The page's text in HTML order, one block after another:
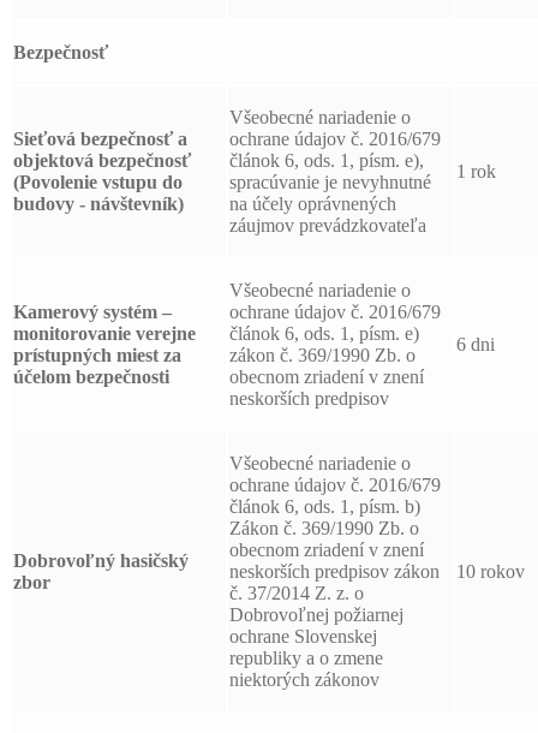
Bezpečnosť
Sieťová bezpečnosť a
objektová bezpečnosť
(Povolenie vstupu do
budovy - návštevník)
Všeobecné nariadenie o
ochrane údajov č. 2016/679
článok 6, ods. 1, písm. e),
spracúvanie je nevyhnutné
na účely oprávnených
záujmov prevádzkovateľa
1 rok
Kamerový systém –
monitorovanie verejne
prístupných miest za
účelom bezpečnosti
Všeobecné nariadenie o
ochrane údajov č. 2016/679
článok 6, ods. 1, písm. e)
zákon č. 369/1990 Zb. o
obecnom zriadení v znení
neskorších predpisov
6 dni
Dobrovoľný hasičský
zbor
Všeobecné nariadenie o
ochrane údajov č. 2016/679
článok 6, ods. 1, písm. b)
Zákon č. 369/1990 Zb. o
obecnom zriadení v znení
neskorších predpisov zákon
č. 37/2014 Z. z. o
Dobrovoľnej požiarnej
ochrane Slovenskej
republiky a o zmene
niektorých zákonov
10 rokov